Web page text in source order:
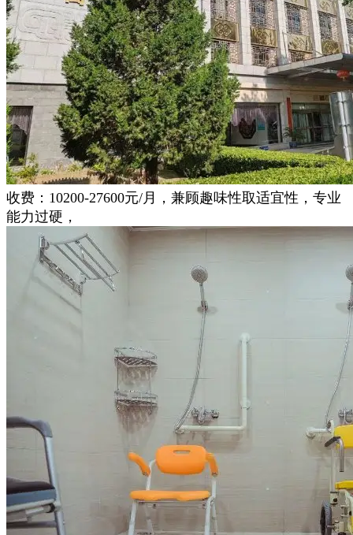
收费：10200-27600元/月，兼顾趣味性取适宜性，专业
能力过硬，